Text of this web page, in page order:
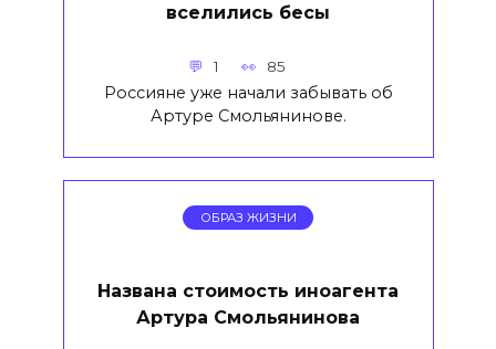
вселились бесы
1 85
Россияне уже начали забывать об
Артуре Смольянинове.
ОБРАЗ ЖИЗНИ
Названа стоимость иноагента
Артура Смольянинова